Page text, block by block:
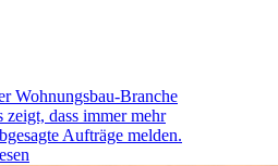
Wohnungsbau-Branche
dass immer mehr
Aufträge melden.